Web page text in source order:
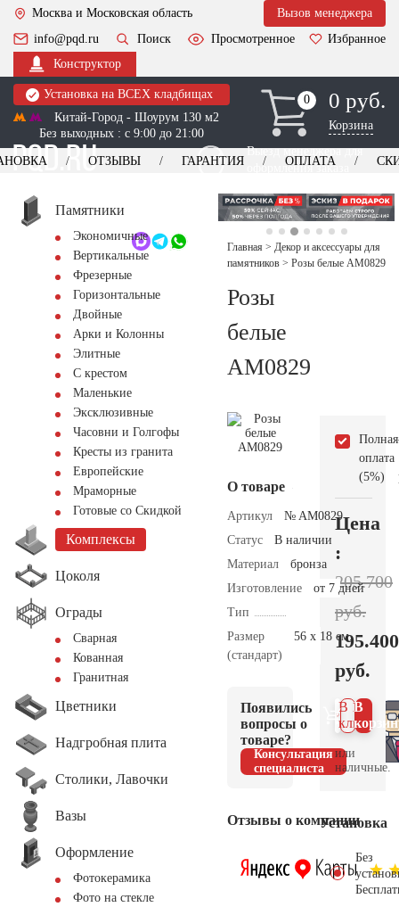
Москва и Московская область
Вызов менеджера
info@pqd.ru
Поиск Просмотренное
Избранное
Конструктор
Установка на ВСЕХ кладбищах
Китай-Город - Шоурум 130 м2
Без выходных : с 9:00 до 21:00
0
0 0 руб.
Корзина
Выезд менеджера для
оформления заказа
+7 (495) 518-44-23
Обратный звонок
ОТЗЫВЫ ГАРАНТИЯ ОПЛАТА
Памятники
Экономичные
Вертикальные
Фрезерные
Горизонтальные
Двойные
Арки и Колонны
Элитные
С крестом
Маленькие
Эксклюзивные
Часовни и Голгофы
Кресты из гранита
Европейские
Мраморные
Готовые со Скидкой
Комплексы
Цоколя
Ограды
Сварная
Кованная
Гранитная
Цветники
Надгробная плита
Столики, Лавочки
Вазы
Оформление
Фотокерамика
Фото на стекле
Главная > Декор и аксессуары для
памятников > Розы белые AM0829
Розы
белые
AM0829
О товаре
Артикул
№ AM0829
Статус
В наличии
Материал
бронза
Изготовление
от 7 дней
Тип
Размер
(стандарт)
56 х 18 см.
Появились
вопросы о
товаре?
Консультация
специалиста
Отзывы о компании
Полная
оплата
(5%)
Цена
:
205.700
руб.
195.400
руб.
В
В 1
клик
или
наличные.
Установка
Без